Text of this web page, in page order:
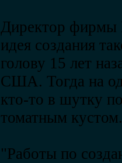
Директор фирмы
идея создания
голову 15 лет
США. Тогда на
кто-то в шутку
томатным кустом.
"Работы по